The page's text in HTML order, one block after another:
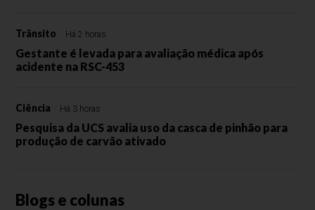
Trânsito Há 2 horas
Gestante é levada para avaliação médica após
acidente na RSC-453
Ciência Há 3 horas
Pesquisa da UCS avalia uso da casca de pinhão para
produção de carvão ativado
Blogs e colunas